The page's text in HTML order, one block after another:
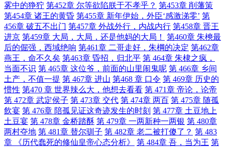
雾中的狰狞 第452章 尔等欲陷朕于不孝乎？ 第453章 削藩策
第454章 诸王的黄昏 第455章 新年伊始，外臣‘感激涕零’ 第
456章 破五不出门 第457章 外战外行，内战内行 第458章 晋王
进京 第459章 大局，大局，还是他妈的大局！
第460章 朱樉最
后的倔强，西域绝响 第461章 二哥走好，朱棡的决定 第462章
燕王，命不久矣 第463章 昏招，归北平 第 464章 朱棣之疯，
当面不识 第 465章 这位爷，前面的山里闹鬼呢 第 466章 乡间
土产，不值一提 第 467章 进山 第468 章 口令 第 469章 历史的
惯性 第470 章 世界辣么大，他想去看看 第 471章 帝论，论帝
第 472章 武定侯子 第 473章 交代 第 474章 两百 第 475章 随孤
飲宴 第 476章 陪孤见证这奇迹发生的时刻 第 477章 土豆地上
土豆宴 第 478章 金桥踏酥 第 479章 一两新种一两银 第 480章
两村夺地 第 481章 替尔驯子 第 482章 老二被打傻了？ 第 483
章 《历代蠢死的修仙皇帝心态分析》
第 484章 吾，当为王 第